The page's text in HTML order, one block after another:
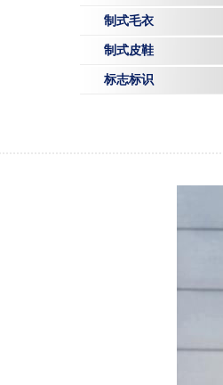
制式毛衣
制式皮鞋
标志标识